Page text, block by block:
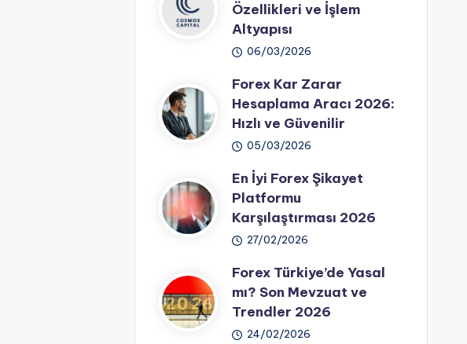
Özellikleri ve İşlem
Altyapısı
06/03/2026
Forex Kar Zarar
Hesaplama Aracı 2026:
Hızlı ve Güvenilir
05/03/2026
En İyi Forex Şikayet
Platformu
Karşılaştırması 2026
27/02/2026
Forex Türkiye’de Yasal
mı? Son Mevzuat ve
Trendler 2026
24/02/2026